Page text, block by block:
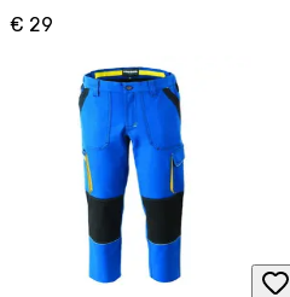
€ 29